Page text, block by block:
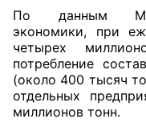
По данным
экономики, при
четырех
потребление
(около 400 тысяч
отдельных
миллионов тонн.